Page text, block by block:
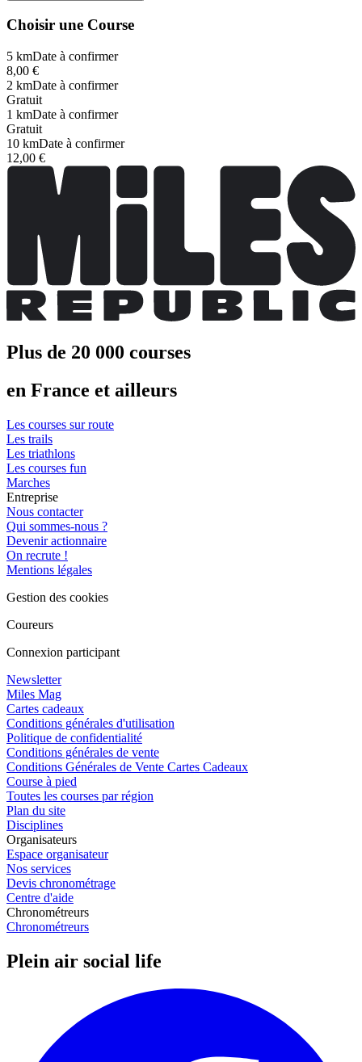
Choisir une Course
5 kmDate à confirmer
8,00 €
2 kmDate à confirmer
Gratuit
1 kmDate à confirmer
Gratuit
10 kmDate à confirmer
12,00 €
Plus de 20 000 courses
en France et ailleurs
Les courses sur route
Les trails
Les triathlons
Les courses fun
Marches
Entreprise
Nous contacter
Qui sommes-nous ?
Devenir actionnaire
On recrute !
Mentions légales
Gestion des cookies
Coureurs
Connexion participant
Newsletter
Miles Mag
Cartes cadeaux
Conditions générales d'utilisation
Politique de confidentialité
Conditions générales de vente
Conditions Générales de Vente Cartes Cadeaux
Course à pied
Toutes les courses par région
Plan du site
Disciplines
Organisateurs
Espace organisateur
Nos services
Devis chronométrage
Centre d'aide
Chronométreurs
Chronométreurs
Plein air social life